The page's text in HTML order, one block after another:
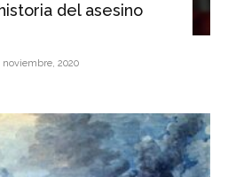
del asesino
noviembre, 2020